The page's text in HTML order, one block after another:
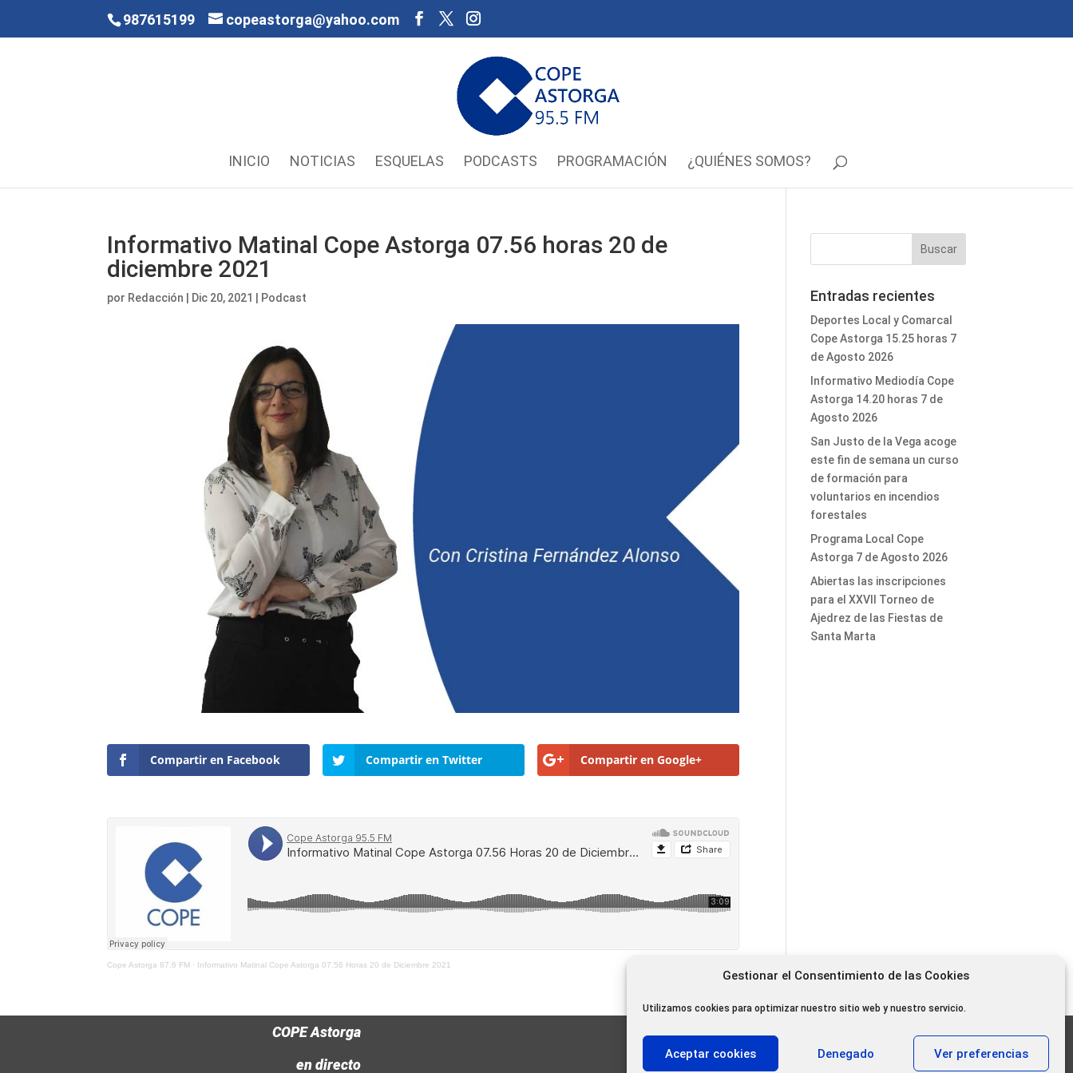
Gestionar el Consentimiento de las Cookies
Utilizamos cookies para optimizar nuestro sitio web y nuestro servicio.
Aceptar cookies Denegado Ver preferencias
987615199 copeastorga@yahoo.com
INICIO NOTICIAS ESQUELAS PODCASTS PROGRAMACIÓN ¿QUIÉNES SOMOS?
Informativo Matinal Cope Astorga 07.56 horas 20 de
diciembre 2021
por Redacción Dic 20, 2021 Podcast
Compartir en Facebook Compartir en Twitter Compartir en Google+
Cope Astorga 87.6 FM · Informativo Matinal Cope Astorga 07.56 Horas 20 de Diciembre 2021
Entradas recientes
Deportes Local y Comarcal
Cope Astorga 15.25 horas 7
de Agosto 2026
Informativo Mediodía Cope
Astorga 14.20 horas 7 de
Agosto 2026
San Justo de la Vega acoge
este fin de semana un curso
de formación para
voluntarios en incendios
forestales
Programa Local Cope
Astorga 7 de Agosto 2026
Abiertas las inscripciones
para el XXVII Torneo de
Ajedrez de las Fiestas de
Santa Marta
COPE Astorga
en directo
11.000 oyentes diarios
11.000 Gracias